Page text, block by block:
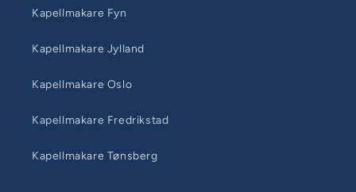
Kapellmakare Fyn
Kapellmakare Jylland
Kapellmakare Oslo
Kapellmakare Fredrikstad
Kapellmakare Tønsberg